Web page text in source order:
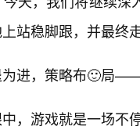
站稳脚跟，并最终
进，策略布🙂局
，游戏就是一场不